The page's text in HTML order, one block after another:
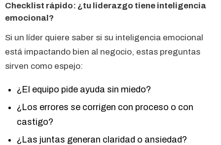
Checklist rápido: ¿tu liderazgo tiene inteligencia
emocional?
Si un líder quiere saber si su inteligencia emocional
está impactando bien al negocio, estas preguntas
sirven como espejo:
¿El equipo pide ayuda sin miedo?
¿Los errores se corrigen con proceso o con
castigo?
¿Las juntas generan claridad o ansiedad?